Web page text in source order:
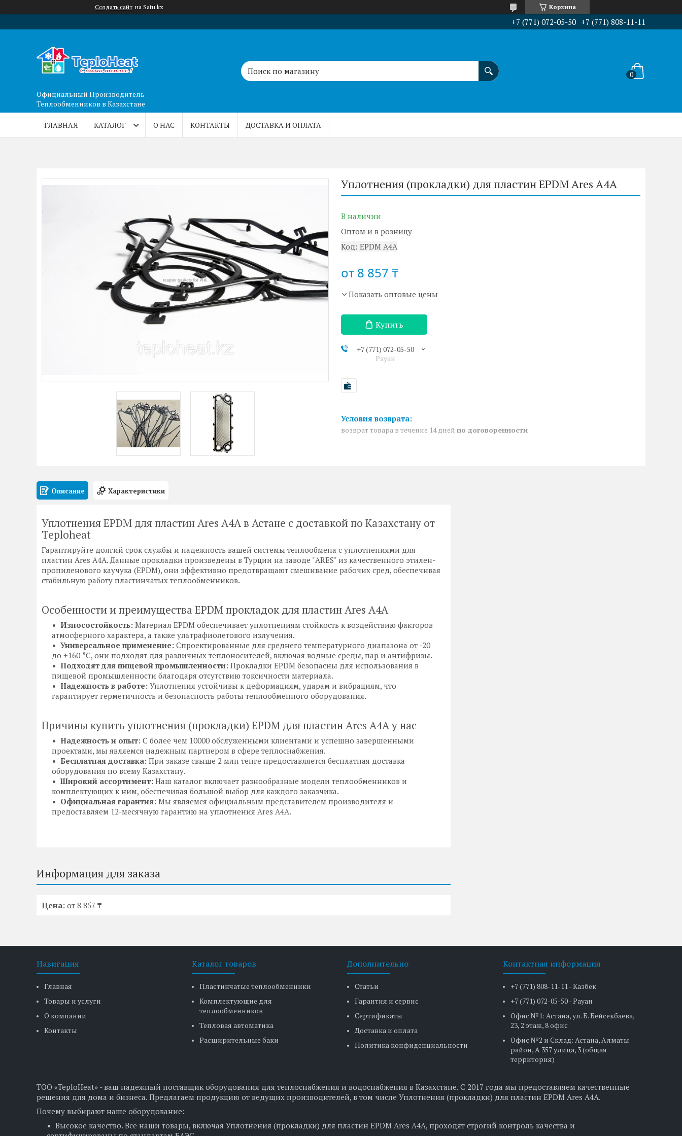
Создать сайт на Satu.kz Корзина
+7 (771) 072-05-50 +7 (771) 808-11-11
Официальный Производитель
Теплообменников в Казахстане
ГЛАВНАЯ КАТАЛОГ О НАС КОНТАКТЫ ДОСТАВКА И ОПЛАТА
Уплотнения (прокладки) для пластин EPDM Ares A4A
В наличии
Оптом и в розницу
Код: EPDM A4A
от 8 857 ₸
Показать оптовые цены
Купить
+7 (771) 072-05-50
Рауан
возврат товара в течение 14 дней по договоренности
Описание Характеристики
Уплотнения EPDM для пластин Ares A4A в Астане с доставкой по Казахстану от
Teploheat
Гарантируйте долгий срок службы и надежность вашей системы теплообмена с уплотнениями для
пластин Ares A4A. Данные прокладки произведены в Турции на заводе "ARES" из качественного этилен-
пропиленового каучука (EPDM), они эффективно предотвращают смешивание рабочих сред, обеспечивая
стабильную работу пластинчатых теплообменников.
Особенности и преимущества EPDM прокладок для пластин Ares A4A
Износостойкость: Материал EPDM обеспечивает уплотнениям стойкость к воздействию факторов
атмосферного характера, а также ультрафиолетового излучения.
Универсальное применение: Спроектированные для среднего температурного диапазона от -20
до +160 °C, они подходят для различных теплоносителей, включая водные среды, пар и антифризы.
Подходят для пищевой промышленности: Прокладки EPDM безопасны для использования в
пищевой промышленности благодаря отсутствию токсичности материала.
Надежность в работе: Уплотнения устойчивы к деформациям, ударам и вибрациям, что
гарантирует герметичность и безопасность работы теплообменного оборудования.
Причины купить уплотнения (прокладки) EPDM для пластин Ares A4A у нас
Надежность и опыт: С более чем 10000 обслуженными клиентами и успешно завершенными
проектами, мы являемся надежным партнером в сфере теплоснабжения.
Бесплатная доставка: При заказе свыше 2 млн тенге предоставляется бесплатная доставка
оборудования по всему Казахстану.
Широкий ассортимент: Наш каталог включает разнообразные модели теплообменников и
комплектующих к ним, обеспечивая большой выбор для каждого заказчика.
Официальная гарантия: Мы являемся официальным представителем производителя и
предоставляем 12-месячную гарантию на уплотнения Ares A4A.
Информация для заказа
Цена: от 8 857 ₸
Навигация
Главная
Товары и услуги
О компании
Контакты
Каталог товаров
Пластинчатые теплообменники
Комплектующие для
теплообменников
Тепловая автоматика
Расширительные баки
Дополнительно
Статьи
Гарантия и сервис
Сертификаты
Доставка и оплата
Политика конфиденциальности
Контактная информация
+7 (771) 808-11-11 - Казбек
+7 (771) 072-05-50 - Рауан
Офис №1: Астана, ул. Б. Бейсекбаева,
23, 2 этаж, 8 офис
Офис №2 и Склад: Астана, Алматы
район, А 357 улица, 3 (общая
территория)
ТОО «TeploHeat» - ваш надежный поставщик оборудования для теплоснабжения и водоснабжения в Казахстане. С 2017 года мы предоставляем качественные
решения для дома и бизнеса. Предлагаем продукцию от ведущих производителей, в том числе Уплотнения (прокладки) для пластин EPDM Ares A4A.
Почему выбирают наше оборудование:
Высокое качество. Все наши товары, включая Уплотнения (прокладки) для пластин EPDM Ares A4A, проходят строгий контроль качества и